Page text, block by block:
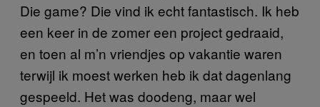
Die game? Die vind ik echt fantastisch. Ik heb
een keer in de zomer een project gedraaid,
en toen al m’n vriendjes op vakantie waren
terwijl ik moest werken heb ik dat dagenlang
gespeeld. Het was doodeng, maar wel